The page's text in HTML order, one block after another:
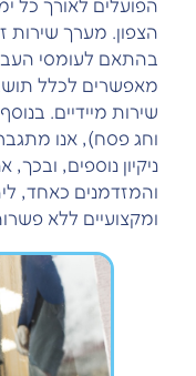
הפועלים לאורך כל
הצפון. מערך שירות
בהתאם לעומסי
מאפשרים לכלל
שירות מיידיים.
וחג פסח), אנו
ניקיון נוספים,
והמזדמנים כאחד,
ומקצועיים ללא